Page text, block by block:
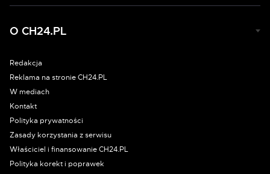
O CH24.PL
Redakcja
Reklama na stronie CH24.PL
W mediach
Kontakt
Polityka prywatności
Zasady korzystania z serwisu
Właściciel i finansowanie CH24.PL
Polityka korekt i poprawek